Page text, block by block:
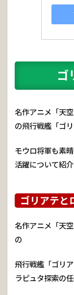
ゴ
名作アニメ「天
の飛行戦艦「ゴリ
モウロ将軍も素
活躍について紹介
ゴリアテと
名作アニメ「天
の
飛行戦艦「ゴリ
ラピュタ探索の任